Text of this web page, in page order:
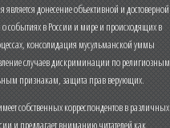
является донесение объективной и достоверной
событиях в России и мире и происходящих в
консолидация мусульманской уммы
случаев дискриминации по религиозным
признакам, защита прав верующих.
собственных корреспондентов в различных
и предлагает вниманию читателей как